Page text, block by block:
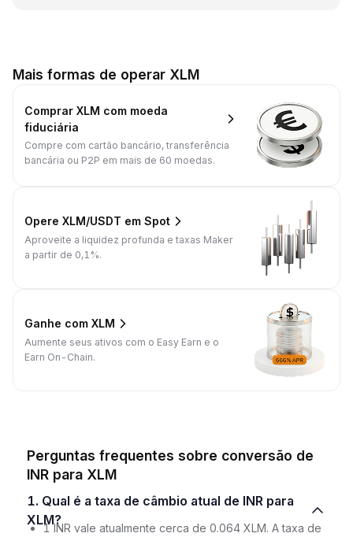
Mais formas de operar XLM
Comprar XLM com moeda
fiduciária
Compre com cartão bancário, transferência
bancária ou P2P em mais de 60 moedas.
Opere XLM/USDT em Spot
Aproveite a liquidez profunda e taxas Maker
a partir de 0,1%.
Ganhe com XLM
Aumente seus ativos com o Easy Earn e o
Earn On-Chain.
Perguntas frequentes sobre conversão de
INR para XLM
1. Qual é a taxa de câmbio atual de INR para
XLM?
1 INR vale atualmente cerca de 0.064 XLM. A taxa de